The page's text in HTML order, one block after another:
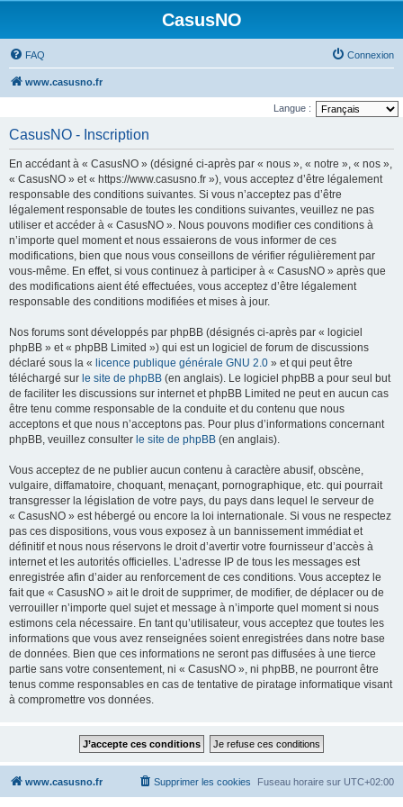
CasusNO
FAQ Connexion
www.casusno.fr
Langue :
CasusNO - Inscription
En accédant à « CasusNO » (désigné ci-après par « nous », « notre », « nos »,
« CasusNO » et « https://www.casusno.fr »), vous acceptez d’être légalement
responsable des conditions suivantes. Si vous n’acceptez pas d’être
légalement responsable de toutes les conditions suivantes, veuillez ne pas
utiliser et accéder à « CasusNO ». Nous pouvons modifier ces conditions à
n’importe quel moment et nous essaierons de vous informer de ces
modifications, bien que nous vous conseillons de vérifier régulièrement par
vous-même. En effet, si vous continuez à participer à « CasusNO » après que
des modifications aient été effectuées, vous acceptez d’être légalement
responsable des conditions modifiées et mises à jour.
Nos forums sont développés par phpBB (désignés ci-après par « logiciel
phpBB » et « phpBB Limited ») qui est un logiciel de forum de discussions
déclaré sous la « licence publique générale GNU 2.0 » et qui peut être
téléchargé sur le site de phpBB (en anglais). Le logiciel phpBB a pour seul but
de faciliter les discussions sur internet et phpBB Limited ne peut en aucun cas
être tenu comme responsable de la conduite et du contenu que nous
acceptons et que nous n’acceptons pas. Pour plus d’informations concernant
phpBB, veuillez consulter le site de phpBB (en anglais).
Vous acceptez de ne publier aucun contenu à caractère abusif, obscène,
vulgaire, diffamatoire, choquant, menaçant, pornographique, etc. qui pourrait
transgresser la législation de votre pays, du pays dans lequel le serveur de
« CasusNO » est hébergé ou encore la loi internationale. Si vous ne respectez
pas ces dispositions, vous vous exposez à un bannissement immédiat et
définitif et nous nous réservons le droit d’avertir votre fournisseur d’accès à
internet et les autorités officielles. L’adresse IP de tous les messages est
enregistrée afin d’aider au renforcement de ces conditions. Vous acceptez le
fait que « CasusNO » ait le droit de supprimer, de modifier, de déplacer ou de
verrouiller n’importe quel sujet et message à n’importe quel moment si nous
estimons cela nécessaire. En tant qu’utilisateur, vous acceptez que toutes les
informations que vous avez renseignées soient enregistrées dans notre base
de données. Bien que ces informations ne seront pas diffusées à une tierce
partie sans votre consentement, ni « CasusNO », ni phpBB, ne pourront être
tenus comme responsables en cas de tentative de piratage informatique visant
à compromettre vos données.
www.casusno.fr Fuseau horaire sur UTC+02:00
Supprimer les cookies